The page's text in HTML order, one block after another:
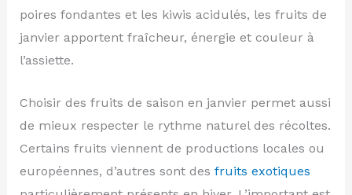
poires fondantes et les kiwis acidulés, les fruits de
janvier apportent fraîcheur, énergie et couleur à
l’assiette.
Choisir des fruits de saison en janvier permet aussi
de mieux respecter le rythme naturel des récoltes.
Certains fruits viennent de productions locales ou
européennes, d’autres sont des fruits exotiques